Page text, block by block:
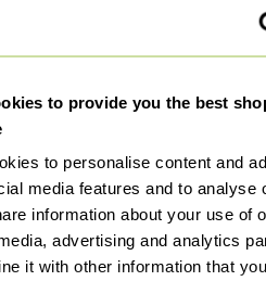
to provide you the best
to personalise content and
media features and to analyse
information about your use of
advertising and analytics
it with other information that
De rode kleur werd
Heel
Aantal stuks
1
Hoogte
49 cm
Breedte
38 cm
Diepte
40 cm